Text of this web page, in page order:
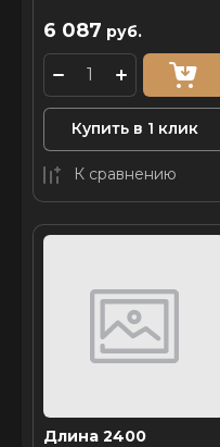
6 087 руб.
Купить в 1 клик
К сравнению
Длина 2400